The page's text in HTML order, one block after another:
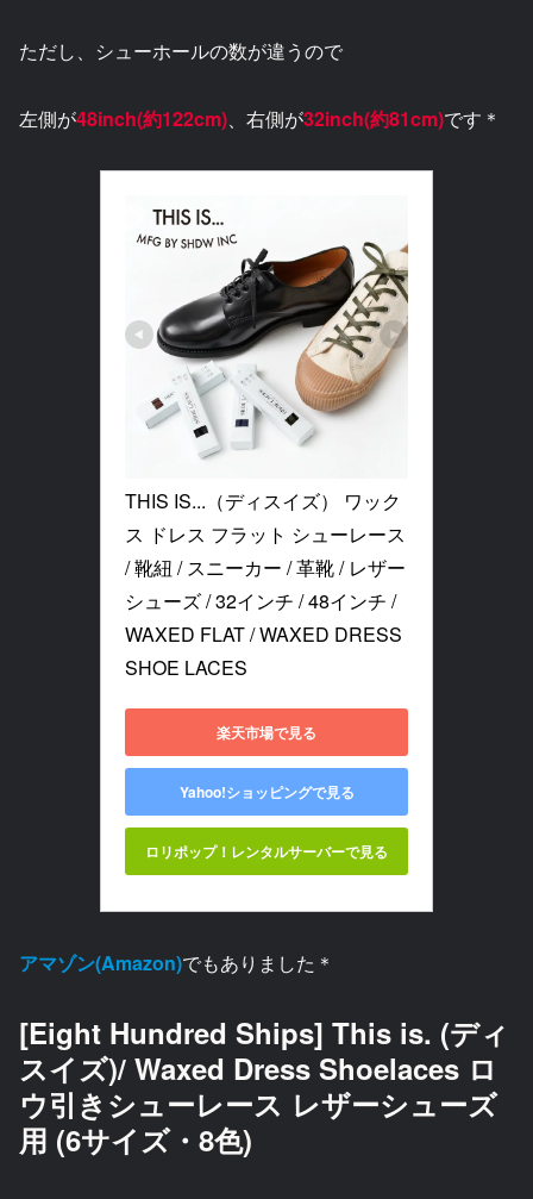
ただし、シューホールの数が違うので
左側が48inch(約122cm)、右側が32inch(約81cm)です＊
THIS IS...（ディスイズ） ワック
ス ドレス フラット シューレース
/ 靴紐 / スニーカー / 革靴 / レザー
シューズ / 32インチ / 48インチ /
WAXED FLAT / WAXED DRESS
SHOE LACES
楽天市場で見る
Yahoo!ショッピングで見る
ロリポップ！レンタルサーバーで見る
アマゾン(Amazon)でもありました＊
[Eight Hundred Ships] This is. (ディ
スイズ)/ Waxed Dress Shoelaces ロ
ウ引きシューレース レザーシューズ
用 (6サイズ・8色)